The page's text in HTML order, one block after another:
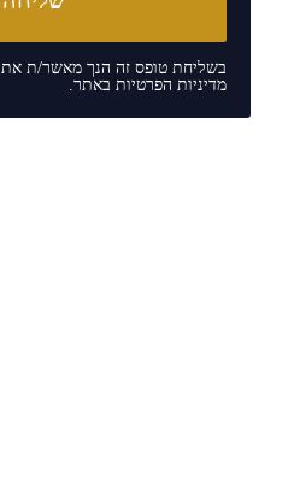
בשליחת טופס זה הנך מאשר/ת את
מדיניות הפרטיותבאתר.